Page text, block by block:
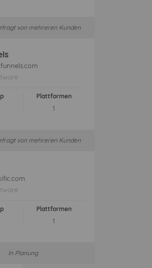
von mehreren Kunden
Plattformen
1
von mehreren Kunden
Plattformen
1
In Planung